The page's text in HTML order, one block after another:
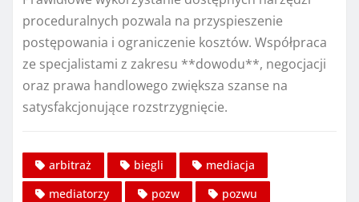
proceduralnych pozwala na przyspieszenie
postępowania i ograniczenie kosztów. Współpraca
ze specjalistami z zakresu **dowodu**, negocjacji
oraz prawa handlowego zwiększa szanse na
satysfakcjonujące rozstrzygnięcie.
arbitraż biegli
mediacja
mediatorzy
pozw
pozwu